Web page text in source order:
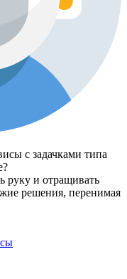
с задачками типа
руку и отращивать
решения, перенимая